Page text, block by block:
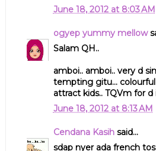
June 18, 2012 at 8:03 AM
ogyep yummy mellow
Salam QH..
amboi.. amboi.. very d
tempting gitu...
attract kids.. TQVm for d
June 18, 2012 at 8:13 AM
Cendana Kasihsaid...
sdap nyer ada french tos